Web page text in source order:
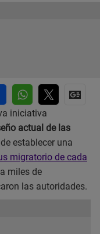
iniciativa
actual de las
establecer una
migratorio de cada
miles de
las autoridades.